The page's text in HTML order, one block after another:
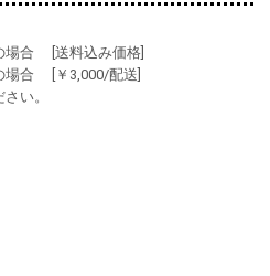
場合 [送料込み価格]
場合 [￥3,000/配送]
い。